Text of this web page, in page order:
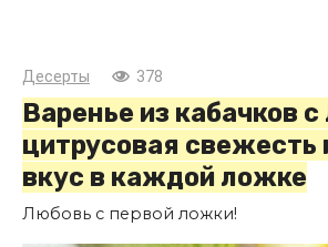
Десерты 378
Варенье из кабачков
цитрусовая свежесть
вкус в каждой ложке
Любовь с первой ложки!